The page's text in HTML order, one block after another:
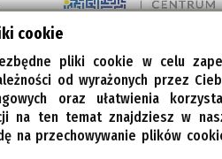
cookie
pliki cookie w celu
od wyrażonych przez
oraz ułatwienia
na ten temat znajdziesz w
na przechowywanie plików